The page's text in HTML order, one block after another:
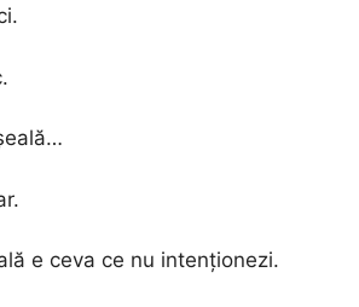
e ceva ce nu intenționezi.